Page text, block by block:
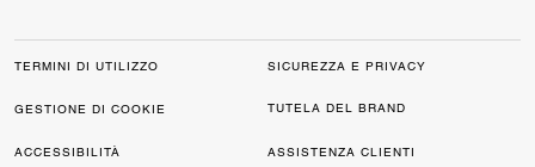
TERMINI DI UTILIZZO SICUREZZA E PRIVACY
GESTIONE DI COOKIE TUTELA DEL BRAND
ACCESSIBILITÀ ASSISTENZA CLIENTI